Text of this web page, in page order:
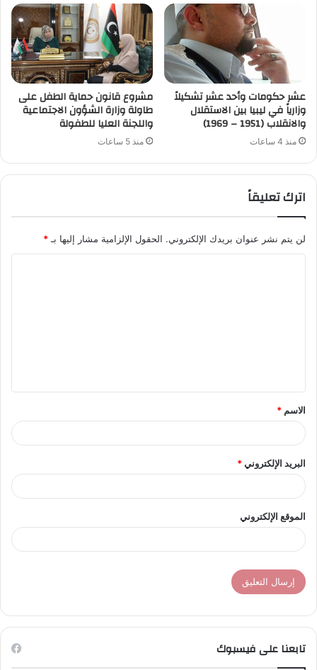
عشر حكومات وأحد عشر تشكيلاً
وزارياً في ليبيا بين الاستقلال
والانقلاب (1951 – 1969)
منذ 4 ساعات
مشروع قانون حماية الطفل على
طاولة وزارة الشؤون الاجتماعية
واللجنة العليا للطفولة
منذ 5 ساعات
اترك تعليقاً
لن يتم نشر عنوان بريدك الإلكتروني. الحقول الإلزامية مشار إليها بـ *
ق
*
الاسم *
البريد الإلكتروني*
الموقع الإلكتروني
تابعنا على فيسبوك